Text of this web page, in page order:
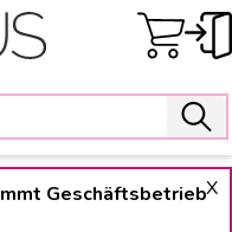
X
Geschäftsbetrieb